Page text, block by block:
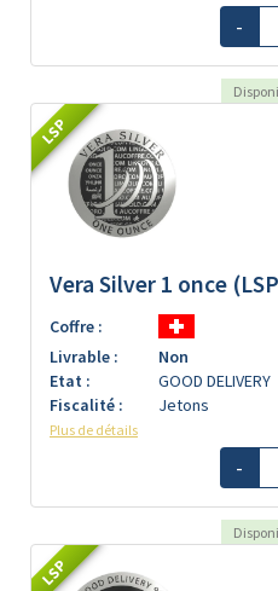
-
LSP
Vera Silver 1 once
Coffre :
Livrable :
Non
Etat :
GOOD DELIVERY
Fiscalité :
Jetons
Plus de détails
-
LSP